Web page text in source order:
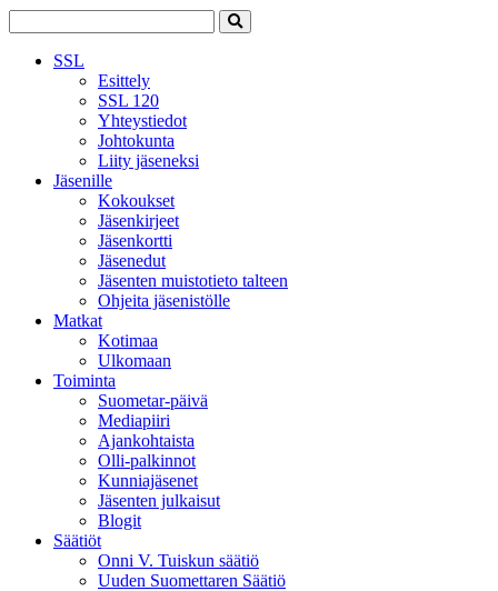
SSL
Esittely
SSL 120
Yhteystiedot
Johtokunta
Liity jäseneksi
Jäsenille
Kokoukset
Jäsenkirjeet
Jäsenkortti
Jäsenedut
Jäsenten muistotieto talteen
Ohjeita jäsenistölle
Matkat
Kotimaa
Ulkomaan
Toiminta
Suometar-päivä
Mediapiiri
Ajankohtaista
Olli-palkinnot
Kunniajäsenet
Jäsenten julkaisut
Blogit
Säätiöt
Onni V. Tuiskun säätiö
Uuden Suomettaren Säätiö